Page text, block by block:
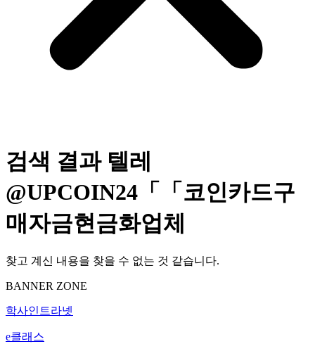
검색 결과 텔레
@UPCOIN24「「코인카드구
매자금현금화업체
찾고 계신 내용을 찾을 수 없는 것 같습니다.
BANNER ZONE
학사인트라넷
e클래스